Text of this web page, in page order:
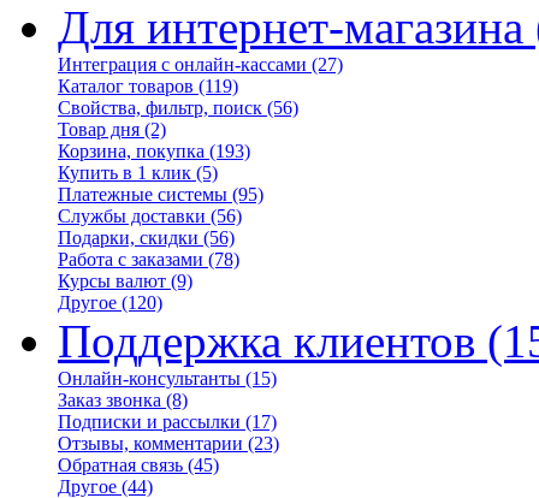
Для интернет-магазина
Интеграция с онлайн-кассами (27)
Каталог товаров (119)
Свойства, фильтр, поиск (56)
Товар дня (2)
Корзина, покупка (193)
Купить в 1 клик (5)
Платежные системы (95)
Службы доставки (56)
Подарки, скидки (56)
Работа с заказами (78)
Курсы валют (9)
Другое (120)
Поддержка клиентов
Онлайн-консультанты (15)
Заказ звонка (8)
Подписки и рассылки (17)
Отзывы, комментарии (23)
Обратная связь (45)
Другое (44)